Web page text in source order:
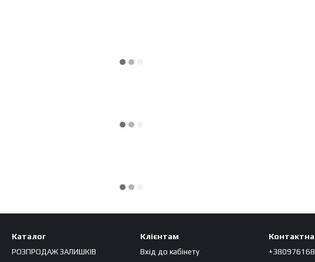
Каталог
РОЗПРОДАЖ ЗАЛИШКІВ
Клієнтам
Вхід до кабінету